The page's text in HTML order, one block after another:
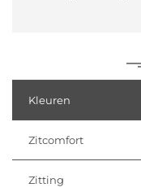
Kleuren
Zitcomfort
Zitting